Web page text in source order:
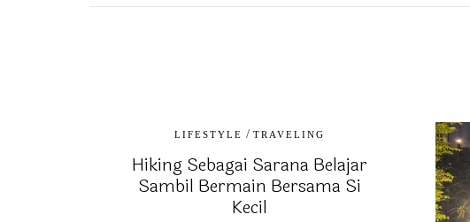
LIFESTYLE / TRAVELING
Hiking Sebagai Sarana Belajar
Sambil Bermain Bersama Si
Kecil